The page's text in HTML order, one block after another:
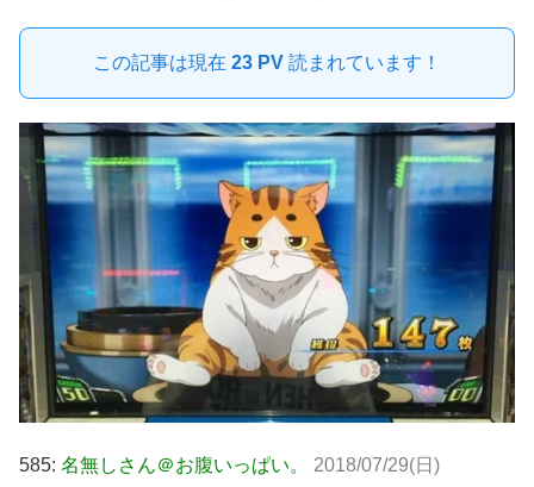
この記事は現在 23 PV 読まれています！
585: 名無しさん＠お腹いっぱい。
2018/07/29(日)